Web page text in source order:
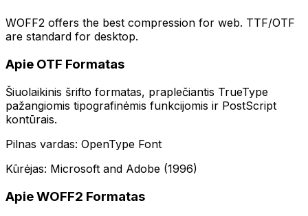
WOFF2 offers the best compression for web. TTF/OTF
are standard for desktop.
Apie OTF Formatas
Šiuolaikinis šrifto formatas, praplečiantis TrueType
pažangiomis tipografinėmis funkcijomis ir PostScript
kontūrais.
Pilnas vardas: OpenType Font
Kūrėjas: Microsoft and Adobe (1996)
Apie WOFF2 Formatas